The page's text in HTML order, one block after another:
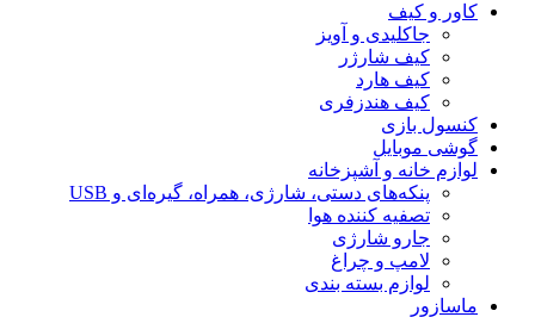
کاور و کیف
جاکلیدی و آویز
کیف شارژر
کیف هارد
کیف هندزفری
کنسول بازی
گوشی موبایل
لوازم خانه و آشپزخانه
پنکه‌های دستی، شارژی، همراه، گیره‌ای و USB
تصفیه کننده هوا
جارو شارژی
لامپ و چراغ
لوازم بسته بندی
ماسازور